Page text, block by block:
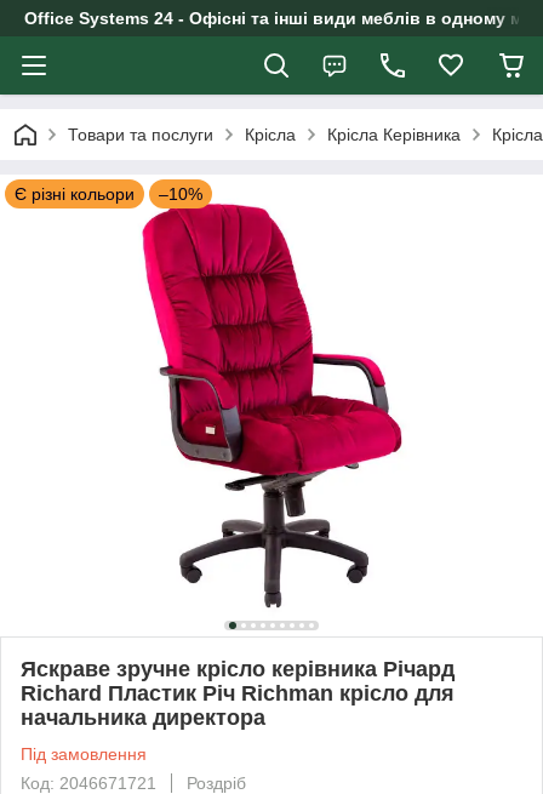
Office Systems 24 - Офісні та інші види меблів в одному
Товари та послуги Крісла Крісла Керівника
Є різні кольори –10%
Яскраве зручне крісло керівника Річард
Richard Пластик Річ Richman крісло для
начальника директора
Під замовлення
Код: 2046671721
Роздріб